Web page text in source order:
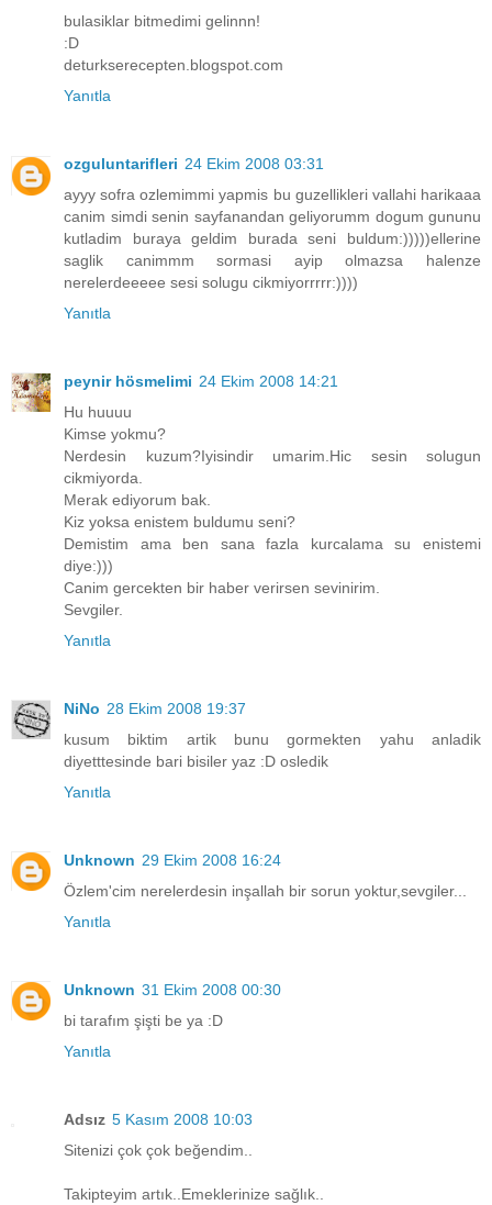
bulasiklar bitmedimi gelinnn!
:D
deturkserecepten.blogspot.com
Yanıtla
ozguluntarifleri 24 Ekim 2008 03:31
ayyy sofra ozlemimmi yapmis bu guzellikleri vallahi harikaaa
canim simdi senin sayfanandan geliyorumm dogum gununu
kutladim buraya geldim burada seni buldum:)))))ellerine
saglik canimmm sormasi ayip olmazsa halenze
nerelerdeeeee sesi solugu cikmiyorrrrr:))))
Yanıtla
peynir hösmelimi 24 Ekim 2008 14:21
Hu huuuu
Kimse yokmu?
Nerdesin kuzum?Iyisindir umarim.Hic sesin solugun
cikmiyorda.
Merak ediyorum bak.
Kiz yoksa enistem buldumu seni?
Demistim ama ben sana fazla kurcalama su enistemi
diye:)))
Canim gercekten bir haber verirsen sevinirim.
Sevgiler.
Yanıtla
NiNo 28 Ekim 2008 19:37
kusum biktim artik bunu gormekten yahu anladik
diyetttesinde bari bisiler yaz :D osledik
Yanıtla
Unknown 29 Ekim 2008 16:24
Özlem'cim nerelerdesin inşallah bir sorun yoktur,sevgiler...
Yanıtla
Unknown 31 Ekim 2008 00:30
bi tarafım şişti be ya :D
Yanıtla
Adsız 5 Kasım 2008 10:03
Sitenizi çok çok beğendim..
Takipteyim artık..Emeklerinize sağlık..